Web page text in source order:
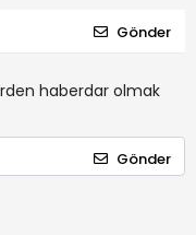
Gönder
haberdar olmak
Gönder